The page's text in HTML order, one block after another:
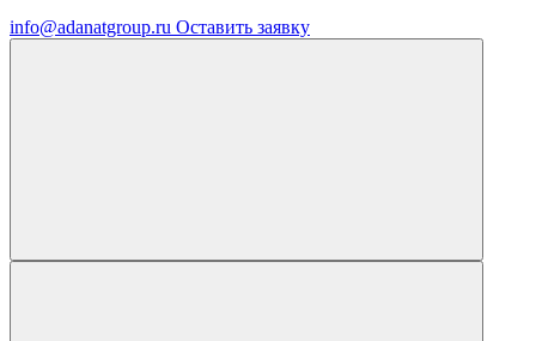
info@adanatgroup.ru Оставить заявку